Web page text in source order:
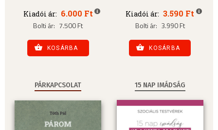
Kiadói ár: 6.000 Ft
Bolti ár: 7.500 Ft
KOSÁRBA
Kiadói ár: 3.590 Ft
Bolti ár: 3.990 Ft
KOSÁRBA
PÁRKAPCSOLAT 15 NAP IMÁDSÁG